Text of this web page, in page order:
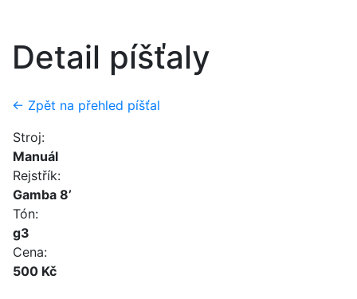
Detail píšťaly
← Zpět na přehled píšťal
Stroj:
Manuál
Rejstřík:
Gamba 8’
Tón:
g3
Cena:
500 Kč